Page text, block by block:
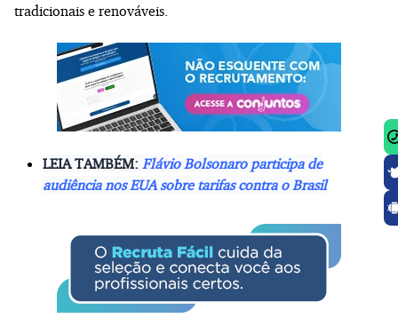
tradicionais e renováveis.
LEIA TAMBÉM: Flávio Bolsonaro participa de
audiência nos EUA sobre tarifas contra o Brasil